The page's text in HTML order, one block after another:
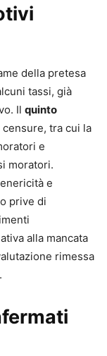
della pretesa
tassi, già
Il quinto
tra cui la
e
moratori.
e
prive di
alla mancata
rimessa